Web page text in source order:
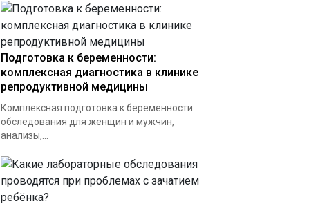
Подготовка к беременности:
комплексная диагностика в клинике
репродуктивной медицины
Комплексная подготовка к беременности:
обследования для женщин и мужчин,
анализы,...